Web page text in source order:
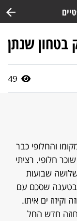
בטחון שנתן
49
והחלופי כבר
חלופי. רציתי
שבועות
בטענה שסכם עם
ים איתו.
חדש החל